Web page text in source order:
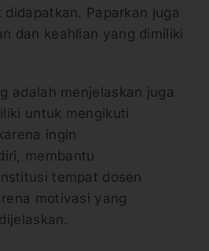
Paparkan juga
dan keahlian yang dimiliki
adalah menjelaskan juga
untuk mengikuti
ingin
membantu
tempat dosen
motivasi yang